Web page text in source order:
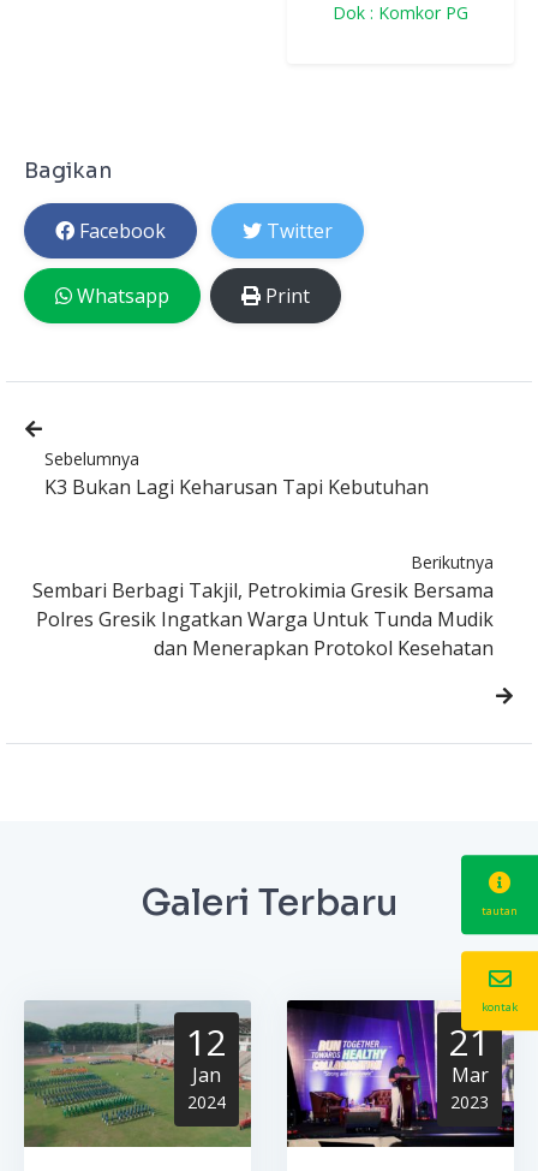
Dok : Komkor PG
Bagikan
Facebook Twitter
Whatsapp Print
Sebelumnya
K3 Bukan Lagi Keharusan Tapi Kebutuhan
Berikutnya
Sembari Berbagi Takjil, Petrokimia Gresik Bersama
Polres Gresik Ingatkan Warga Untuk Tunda Mudik
dan Menerapkan Protokol Kesehatan
Galeri Terbaru
12
Jan
2024
21
Mar
2023
tautan
kontak